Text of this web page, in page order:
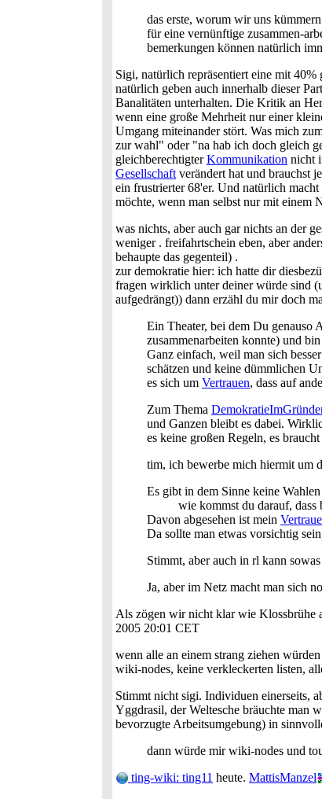
das erste, worum wir uns
für eine vernünftige zusammen-
bemerkungen können natürlich
Sigi, natürlich repräsentiert eine mit
natürlich geben auch innerhalb dieser
Banalitäten unterhalten. Die Kritik an
wenn eine große Mehrheit nur einer
Umgang miteinander stört. Was mich
zur wahl" oder "na hab ich doch gleich
gleichberechtigterKommunikation nicht
Gesellschaft verändert hat und brauchst
ein frustrierter 68'er. Und natürlich
möchte, wenn man selbst nur mit einem
was nichts, aber auch gar nichts an der
weniger . freifahrtschein eben, aber
behaupte das gegenteil) .
zur demokratie hier: ich hatte dir
fragen wirklich unter deiner würde sind
aufgedrängt)) dann erzähl du mir doch
Ein Theater, bei dem Du genauso
zusammenarbeiten konnte) und
Ganz einfach, weil man sich
schätzen und keine dümmlichen
es sich um Vertrauen, dass auf
Zum Thema
und Ganzen bleibt es dabei.
es keine großen Regeln, es
tim, ich bewerbe mich hiermit um
Es gibt in dem Sinne keine
wie kommst du darauf,
Davon abgesehen ist mein
Da sollte man etwas vorsichtig
Stimmt, aber auch in rl kann
Ja, aber im Netz macht man sich
Als zögen wir nicht klar wie Klossbrühe
2005 20:01 CET
wenn alle an einem strang ziehen
wiki-nodes, keine verkleckerten listen,
Stimmt nicht sigi. Individuen einerseits,
Yggdrasil, der Weltesche bräuchte man
bevorzugte Arbeitsumgebung) in
dann würde mir wiki-nodes und
ting-wiki: ting11 heute. MattisManzel